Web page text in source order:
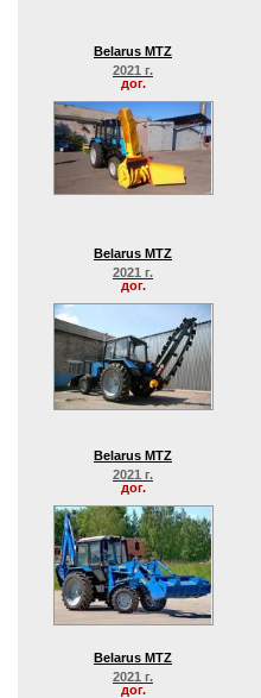
Belarus MTZ
2021 г.
дог.
Belarus MTZ
2021 г.
дог.
Belarus MTZ
2021 г.
дог.
Belarus MTZ
2021 г.
дог.